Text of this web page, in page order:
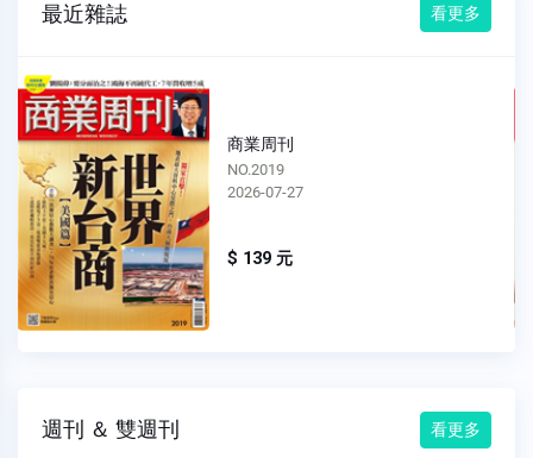
最近雜誌 看更多
商業周刊
NO.2018
2026-07-20
$ 139 元
週刊 ＆ 雙週刊 看更多